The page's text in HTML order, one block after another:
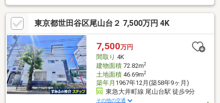
ライベートオフィスとしてもおすすめです。4つのゲストルーム
（洋室）を配置。遠方からの大切なゲストを招く宿泊スペースと
してはもちろん、アトリエや書斎、大家族それぞれの個室など、
使い方は自由自在です。1階や2階の居住スペースに上がることな
く快適に過ごせるため、2世帯同居や、自宅に人を招く機会の多い
方にも大変喜ばれる設計となっています。
東京都世田谷区尾山台２ 7,500万円 4K
7,500万円
間取り 4K
建物面積72.82m2
土地面積46.69m2
築年月 1967年12月(築58年9ヶ月)
東急大井町線 尾山台駅 徒歩9分
その他の交通